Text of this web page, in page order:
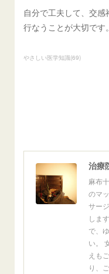
自分で工夫して、交
行なうことが大切です。
やさしい医学知識(69)
治療
麻布
のマ
サー
しま
で、
い。
えも
り、